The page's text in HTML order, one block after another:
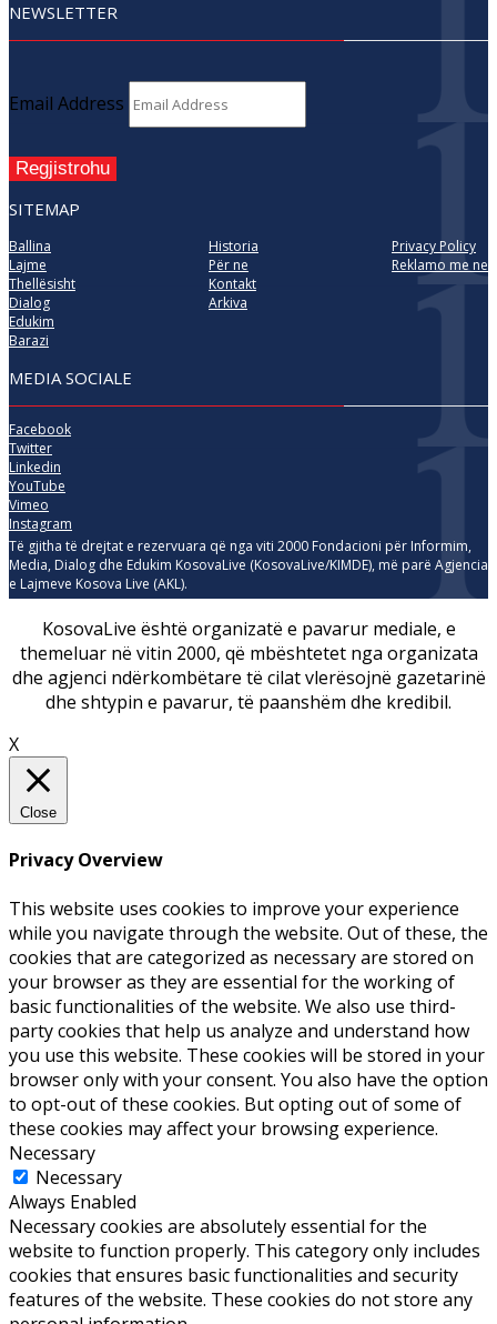
NEWSLETTER
Email Address
Regjistrohu
SITEMAP
Ballina
Lajme
Thellësisht
Dialog
Edukim
Barazi
Historia
Për ne
Kontakt
Arkiva
Privacy Policy
Reklamo me ne
MEDIA SOCIALE
Facebook
Twitter
Linkedin
YouTube
Vimeo
Instagram
Të gjitha të drejtat e rezervuara që nga viti 2000 Fondacioni për Informim,
Media, Dialog dhe Edukim KosovaLive (KosovaLive/KIMDE), më parë Agjencia
e Lajmeve Kosova Live (AKL).
KosovaLive është organizatë e pavarur mediale, e
themeluar në vitin 2000, që mbështetet nga organizata
dhe agjenci ndërkombëtare të cilat vlerësojnë gazetarinë
dhe shtypin e pavarur, të paanshëm dhe kredibil.
X
Close
Privacy Overview
This website uses cookies to improve your experience
while you navigate through the website. Out of these, the
cookies that are categorized as necessary are stored on
your browser as they are essential for the working of
basic functionalities of the website. We also use third-
party cookies that help us analyze and understand how
you use this website. These cookies will be stored in your
browser only with your consent. You also have the option
to opt-out of these cookies. But opting out of some of
these cookies may affect your browsing experience.
Necessary
Necessary
Always Enabled
Necessary cookies are absolutely essential for the
website to function properly. This category only includes
cookies that ensures basic functionalities and security
features of the website. These cookies do not store any